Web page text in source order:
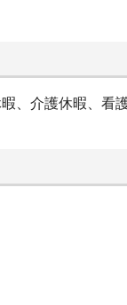
、介護休暇、看